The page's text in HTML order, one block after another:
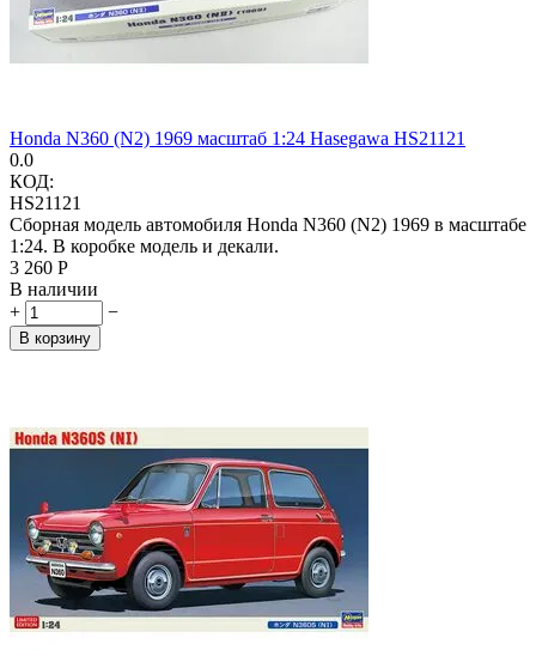
Honda N360 (N2) 1969 масштаб 1:24 Hasegawa HS21121
0.0
КОД:
HS21121
Сборная модель автомобиля Honda N360 (N2) 1969 в масштабе
1:24. В коробке модель и декали.
3 260 Р
В наличии
+
−
В корзину